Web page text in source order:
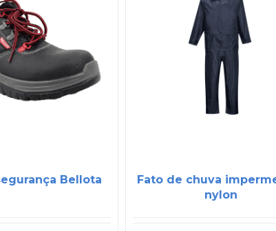
Bellota
Fato de chuva
nylon